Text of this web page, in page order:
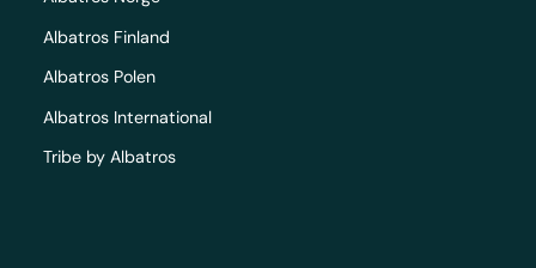
Albatros Finland
Albatros Polen
Albatros International
Tribe by Albatros